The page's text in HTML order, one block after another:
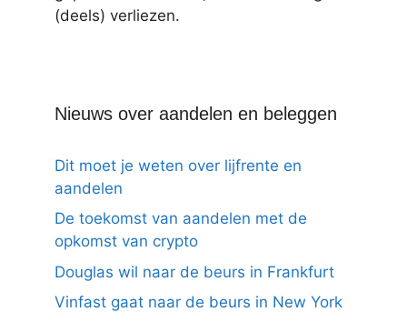
(deels) verliezen.
Nieuws over aandelen en beleggen
Dit moet je weten over lijfrente en
aandelen
De toekomst van aandelen met de
opkomst van crypto
Douglas wil naar de beurs in Frankfurt
Vinfast gaat naar de beurs in New York